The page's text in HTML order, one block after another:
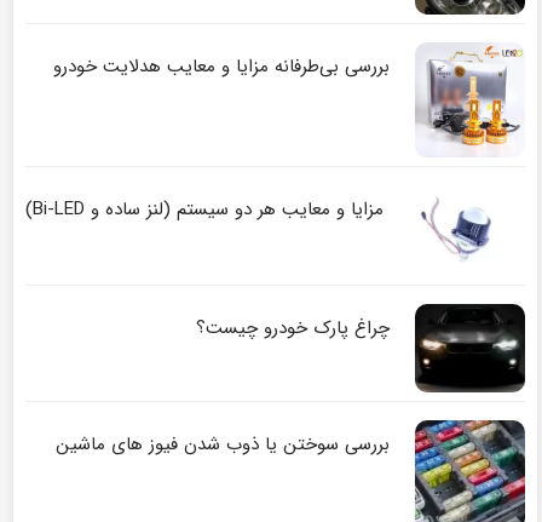
بررسی بی‌طرفانه مزایا و معایب هدلایت خودرو
مزایا و معایب هر دو سیستم (لنز ساده و Bi-LED)
چراغ پارک خودرو چیست؟
بررسی سوختن یا ذوب شدن فیوز های ماشین